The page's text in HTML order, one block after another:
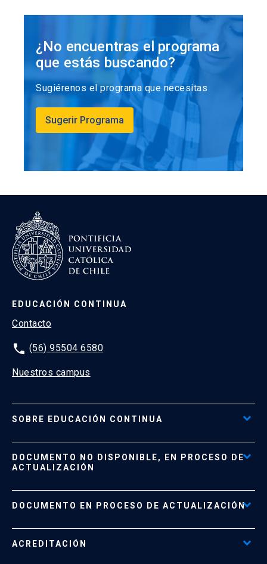
¿No encuentras el programa
que estás buscando?
Sugiérenos el programa que necesitas
Sugerir Programa
EDUCACIÓN CONTINUA
Contacto
phone (56) 95504 6580
Nuestros campus
SOBRE EDUCACIÓN CONTINUA
Formas de Pago
Políticas de Retiro, Devolución e Información Importante
DOCUMENTO NO DISPONIBLE, EN PROCESO DE
ACTUALIZACIÓN
Documento No Disponible file_download
DOCUMENTO EN PROCESO DE ACTUALIZACIÓN
ACREDITACIÓN